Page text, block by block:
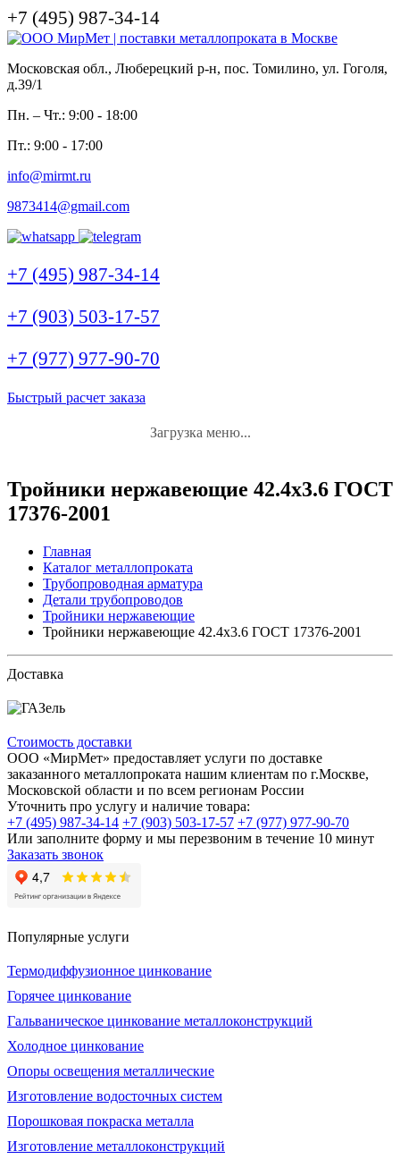
+7 (495) 987-34-14
Московская обл., Люберецкий р-н, пос. Томилино, ул. Гоголя,
д.39/1
Пн. – Чт.: 9:00 - 18:00
Пт.: 9:00 - 17:00
info@mirmt.ru
9873414@gmail.com
+7 (495) 987-34-14
+7 (903) 503-17-57
+7 (977) 977-90-70
Быстрый расчет заказа
Загрузка меню...
Тройники нержавеющие 42.4x3.6 ГОСТ
17376-2001
Главная
Каталог металлопроката
Трубопроводная арматура
Детали трубопроводов
Тройники нержавеющие
Тройники нержавеющие 42.4x3.6 ГОСТ 17376-2001
Доставка
Стоимость доставки
ООО «МирМет» предоставляет услуги по доставке
заказанного металлопроката нашим клиентам по г.Москве,
Московской области и по всем регионам России
Уточнить про услугу и наличие товара:
+7 (495) 987-34-14 +7 (903) 503-17-57 +7 (977) 977-90-70
Или заполните форму и мы перезвоним в течение 10 минут
Заказать звонок
Популярные услуги
Термодиффузионное цинкование
Горячее цинкование
Гальваническое цинкование металлоконструкций
Холодное цинкование
Опоры освещения металлические
Изготовление водосточных систем
Порошковая покраска металла
Изготовление металлоконструкций